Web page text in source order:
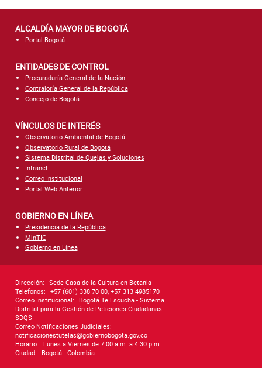
ALCALDÍA MAYOR DE BOGOTÁ
Portal Bogotá
ENTIDADES DE CONTROL
Procuraduría General de la Nación
Contraloría General de la República
Concejo de Bogotá
VÍNCULOS DE INTERÉS
Observatorio Ambiental de Bogotá
Observatorio Rural de Bogotá
Sistema Distrital de Quejas y Soluciones
Intranet
Correo Institucional
Portal Web Anterior
GOBIERNO EN LÍNEA
Presidencia de la República
MinTIC
Gobierno en Línea
Dirección: Sede Casa de la Cultura en Betania
Telefonos: +57 (601) 338 70 00, +57 313 4985170
Correo Institucional:
Bogotá Te Escucha - Sistema
Distrital para la Gestión de Peticiones Ciudadanas -
SDQS
Correo Notificaciones Judiciales:
notificacionestutelas@gobiernobogota.gov.co
Horario:
Lunes a Viernes de 7:00 a.m. a 4:30 p.m.
Ciudad:
Bogotá - Colombia